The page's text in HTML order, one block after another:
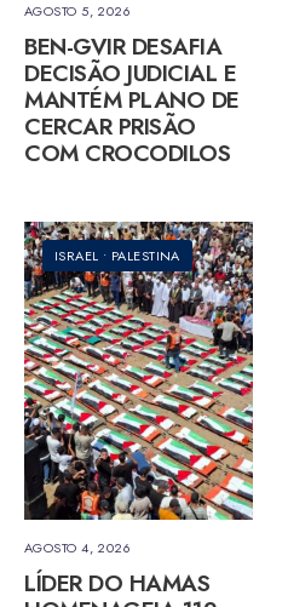
AGOSTO 5, 2026
BEN-GVIR DESAFIA
DECISÃO JUDICIAL E
MANTÉM PLANO DE
CERCAR PRISÃO
COM CROCODILOS
ISRAEL • PALESTINA
AGOSTO 4, 2026
LÍDER DO HAMAS